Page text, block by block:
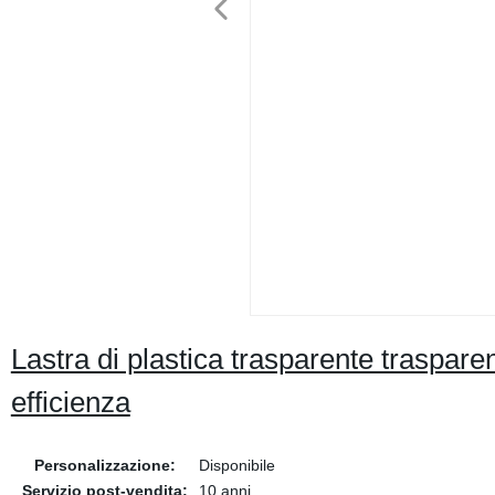
Lastra di plastica trasparente
efficienza
Personalizzazione:
Disponibile
Servizio post-vendita:
10 anni